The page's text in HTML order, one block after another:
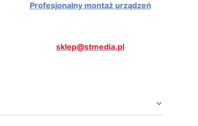
Profesjonalny montaż urządzeń
sklep@stmedia.pl